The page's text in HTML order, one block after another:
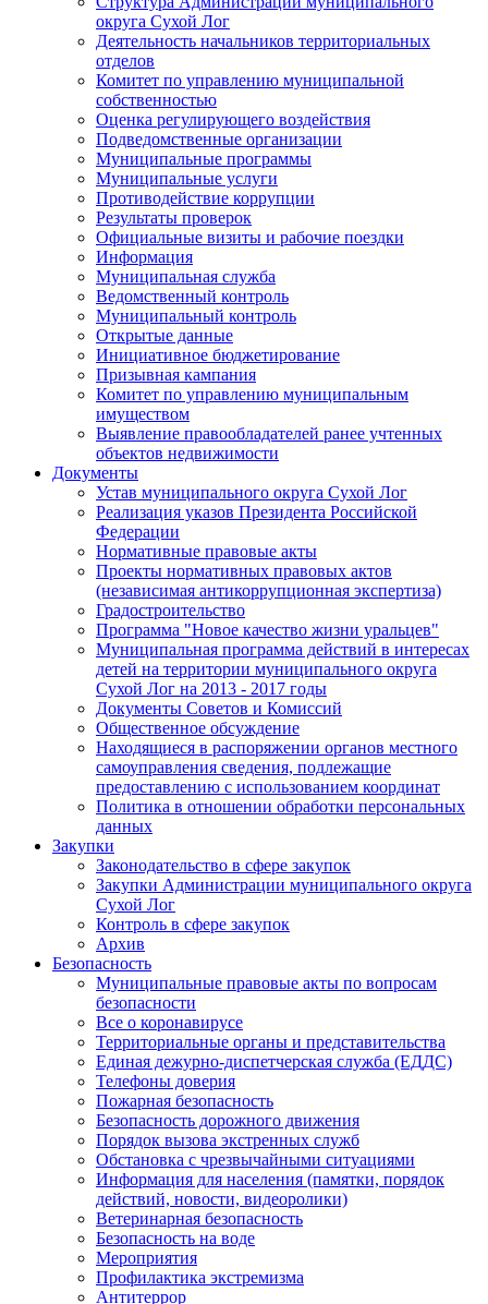
округа Сухой Лог
Деятельность начальников территориальных
отделов
Комитет по управлению муниципальной
собственностью
Оценка регулирующего воздействия
Подведомственные организации
Муниципальные программы
Муниципальные услуги
Противодействие коррупции
Результаты проверок
Официальные визиты и рабочие поездки
Информация
Муниципальная служба
Ведомственный контроль
Муниципальный контроль
Открытые данные
Инициативное бюджетирование
Призывная кампания
Комитет по управлению муниципальным
имуществом
Выявление правообладателей ранее учтенных
объектов недвижимости
Документы
Устав муниципального округа Сухой Лог
Реализация указов Президента Российской
Федерации
Нормативные правовые акты
Проекты нормативных правовых актов
(независимая антикоррупционная экспертиза)
Градостроительство
Программа "Новое качество жизни уральцев"
Муниципальная программа действий в интересах
детей на территории муниципального округа
Сухой Лог на 2013 - 2017 годы
Документы Советов и Комиссий
Общественное обсуждение
Находящиеся в распоряжении органов местного
самоуправления сведения, подлежащие
предоставлению с использованием координат
Политика в отношении обработки персональных
данных
Закупки
Законодательство в сфере закупок
Закупки Администрации муниципального округа
Сухой Лог
Контроль в сфере закупок
Архив
Безопасность
Муниципальные правовые акты по вопросам
безопасности
Все о коронавирусе
Территориальные органы и представительства
Единая дежурно-диспетчерская служба (ЕДДС)
Телефоны доверия
Пожарная безопасность
Безопасность дорожного движения
Порядок вызова экстренных служб
Обстановка с чрезвычайными ситуациями
Информация для населения (памятки, порядок
действий, новости, видеоролики)
Ветеринарная безопасность
Безопасность на воде
Мероприятия
Профилактика экстремизма
Антитеррор